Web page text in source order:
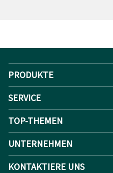
PRODUKTE
SERVICE
TOP-THEMEN
UNTERNEHMEN
KONTAKTIERE UNS